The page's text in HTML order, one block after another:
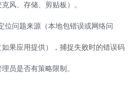
风、存储、剪贴板）。
位问题来源（本地包错误或网络问
果应用提供），捕捉失败时的错误码
员是否有策略限制。